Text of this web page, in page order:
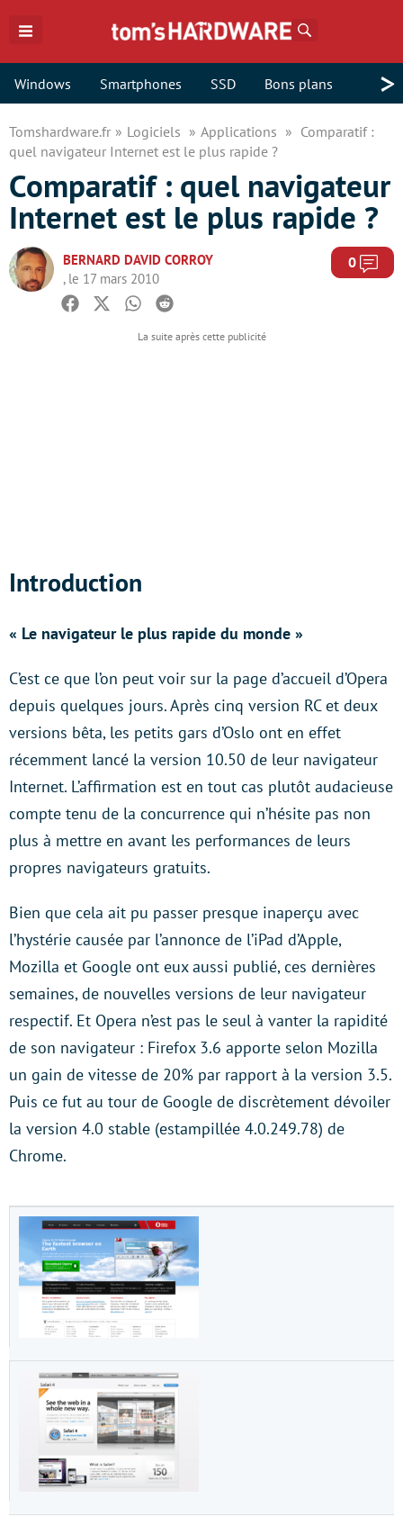
Windows Smartphones SSD Bons plans >
Tomshardware.fr Logiciels Applications
Comparatif :
quel navigateur Internet est le plus rapide ?
Comparatif : quel navigateur
Internet est le plus rapide ?
BERNARD DAVID CORROY
, le 17 mars 2010
0
Facebook
TwitterWhatsapp
Reddit
Introduction
« Le navigateur le plus rapide du monde »
C’est ce que l’on peut voir sur la page d’accueil d’Opera
depuis quelques jours. Après cinq version RC et deux
versions bêta, les petits gars d’Oslo ont en effet
récemment lancé la version 10.50 de leur navigateur
Internet. L’affirmation est en tout cas plutôt audacieuse
compte tenu de la concurrence qui n’hésite pas non
plus à mettre en avant les performances de leurs
propres navigateurs gratuits.
Bien que cela ait pu passer presque inaperçu avec
l’hystérie causée par l’annonce de l’iPad d’Apple,
Mozilla et Google ont eux aussi publié, ces dernières
semaines, de nouvelles versions de leur navigateur
respectif. Et Opera n’est pas le seul à vanter la rapidité
de son navigateur : Firefox 3.6 apporte selon Mozilla
un gain de vitesse de 20% par rapport à la version 3.5.
Puis ce fut au tour de Google de discrètement dévoiler
la version 4.0 stable (estampillée 4.0.249.78) de
Chrome.